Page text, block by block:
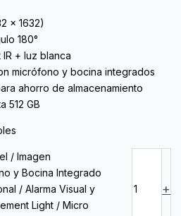
× 1632)
180°
IR + luz blanca
micrófono y bocina integrados
ahorro de almacenamiento
512 GB
/ Imagen
y Bocina Integrado
/ Alarma Visual y
Light / Micro
+